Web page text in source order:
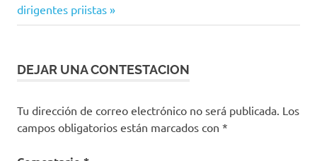
entradas
entrada:
dirigentes priistas
DEJAR UNA CONTESTACION
Tu dirección de correo electrónico no será publicada. Los
campos obligatorios están marcados con *